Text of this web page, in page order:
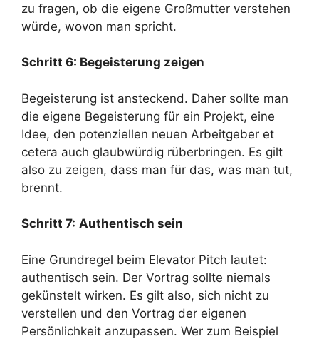
zu fragen, ob die eigene Großmutter verstehen
würde, wovon man spricht.
Schritt 6: Begeisterung zeigen
Begeisterung ist ansteckend. Daher sollte man
die eigene Begeisterung für ein Projekt, eine
Idee, den potenziellen neuen Arbeitgeber et
cetera auch glaubwürdig rüberbringen. Es gilt
also zu zeigen, dass man für das, was man tut,
brennt.
Schritt 7: Authentisch sein
Eine Grundregel beim Elevator Pitch lautet:
authentisch sein. Der Vortrag sollte niemals
gekünstelt wirken. Es gilt also, sich nicht zu
verstellen und den Vortrag der eigenen
Persönlichkeit anzupassen. Wer zum Beispiel